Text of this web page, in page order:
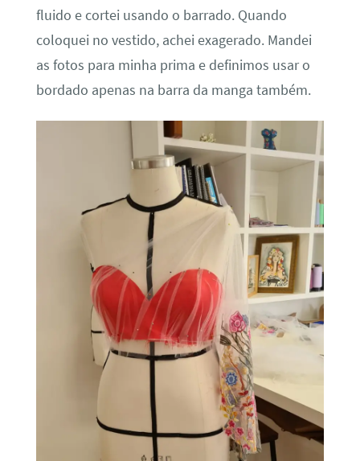
fluido e cortei usando o barrado. Quando
coloquei no vestido, achei exagerado. Mandei
as fotos para minha prima e definimos usar o
bordado apenas na barra da manga também.